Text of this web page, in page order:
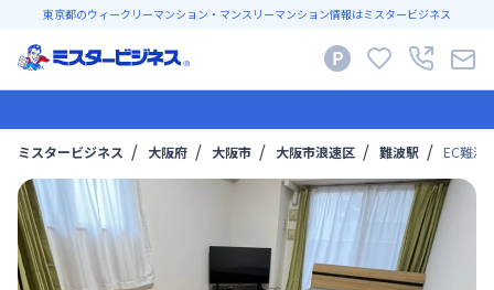
東京都のウィークリーマンション・マンスリーマンション情報はミスタービジネス
ミスタービジネス 大阪府 大阪市 大阪市浪速区 難波駅 EC難波